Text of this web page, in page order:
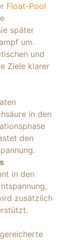
Float-Pool
später
um.
und
Ziele klarer
in den
den
in den
zusätzlich